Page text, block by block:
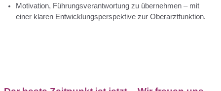
Motivation, Führungsverantwortung zu übernehmen – mit
einer klaren Entwicklungsperspektive zur Oberarztfunktion.